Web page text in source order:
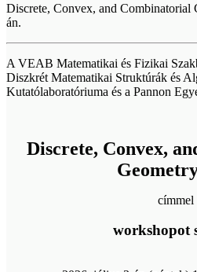
Discrete, Convex, and
án.
A VEAB Matematikai és Fizikai
Diszkrét Matematikai Struktúrák és
Kutatólaboratóriuma és a Pannon
Discrete, Convex,
címmel
workshopot